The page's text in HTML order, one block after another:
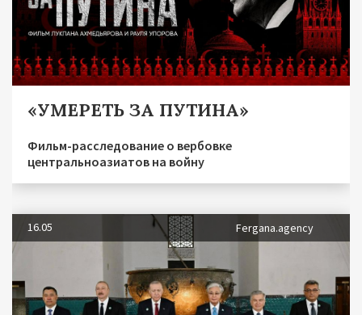
«УМЕРЕТЬ ЗА ПУТИНА»
Фильм-расследование о вербовке
центральноазиатов на войну
16.05 Fergana.agency